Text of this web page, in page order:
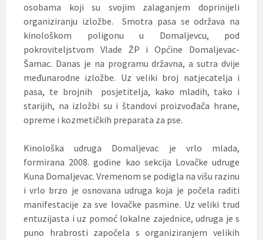
osobama koji su svojim zalaganjem doprinijeli
organiziranju izložbe. Smotra pasa se održava na
kinološkom poligonu u Domaljevcu, pod
pokroviteljstvom Vlade ŽP i Općine Domaljevac-
Šamac. Danas je na programu državna, a sutra dvije
međunarodne izložbe. Uz veliki broj natjecatelja i
pasa, te brojnih posjetitelja, kako mladih, tako i
starijih, na izložbi su i štandovi proizvođača hrane,
opreme i kozmetičkih preparata za pse.
Kinološka udruga Domaljevac je vrlo mlada,
formirana 2008. godine kao sekcija Lovačke udruge
Kuna Domaljevac. Vremenom se podigla na višu razinu
i vrlo brzo je osnovana udruga koja je počela raditi
manifestacije za sve lovačke pasmine. Uz veliki trud
entuzijasta i uz pomoć lokalne zajednice, udruga je s
puno hrabrosti započela s organiziranjem velikih